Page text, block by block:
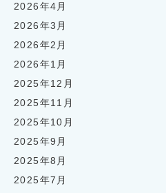
2026年4月
2026年3月
2026年2月
2026年1月
2025年12月
2025年11月
2025年10月
2025年9月
2025年8月
2025年7月